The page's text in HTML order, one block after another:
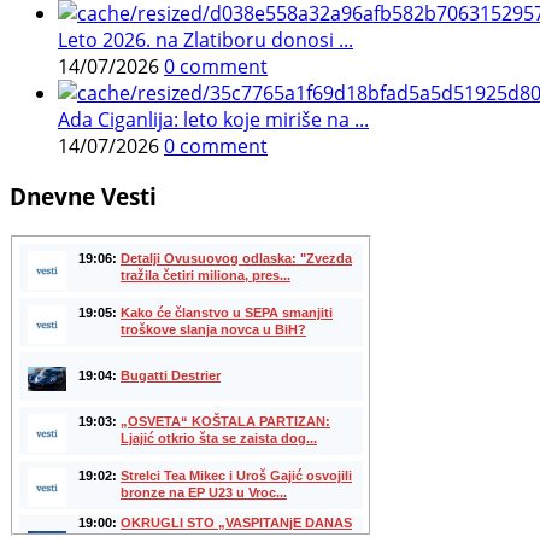
Leto 2026. na Zlatiboru donosi ...
14/07/20260 comment
Ada Ciganlija: leto koje miriše na ...
14/07/20260 comment
Dnevne Vesti